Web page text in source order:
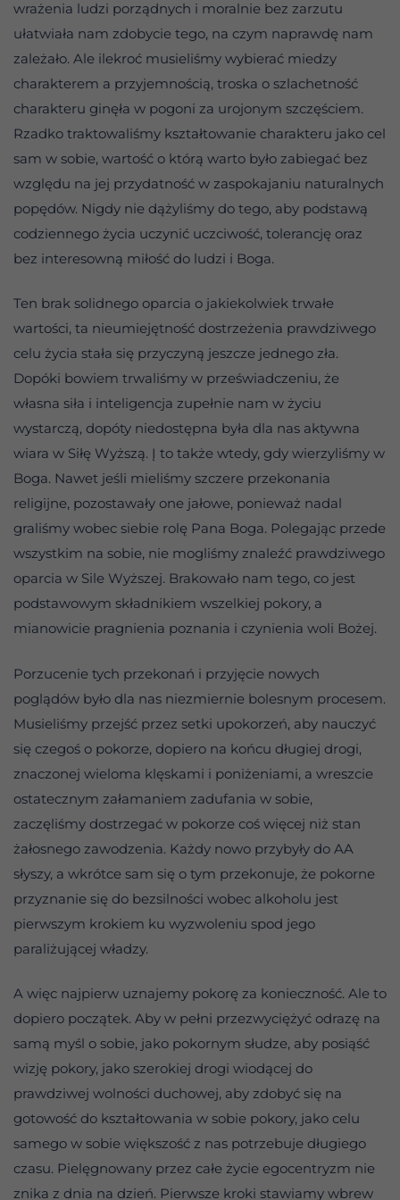
wrażenia ludzi porządnych i moralnie bez zarzutu
ułatwiała nam zdobycie tego, na czym naprawdę nam
zależało. Ale ilekroć musieliśmy wybierać miedzy
charakterem a przyjemnością, troska o szlachetność
charakteru ginęła w pogoni za urojonym szczęściem.
Rzadko traktowaliśmy kształtowanie charakteru jako cel
sam w sobie, wartość o którą warto było zabiegać bez
względu na jej przydatność w zaspokajaniu naturalnych
popędów. Nigdy nie dążyliśmy do tego, aby podstawą
codziennego życia uczynić uczciwość, tolerancję oraz
bez interesowną miłość do ludzi i Boga.
Ten brak solidnego oparcia o jakiekolwiek trwałe
wartości, ta nieumiejętność dostrzeżenia prawdziwego
celu życia stała się przyczyną jeszcze jednego zła.
Dopóki bowiem trwaliśmy w przeświadczeniu, że
własna siła i inteligencja zupełnie nam w życiu
wystarczą, dopóty niedostępna była dla nas aktywna
wiara w Siłę Wyższą. Į to także wtedy, gdy wierzyliśmy w
Boga. Nawet jeśli mieliśmy szczere przekonania
religijne, pozostawały one jałowe, ponieważ nadal
graliśmy wobec siebie rolę Pana Boga. Polegając przede
wszystkim na sobie, nie mogliśmy znaleźć prawdziwego
oparcia w Sile Wyższej. Brakowało nam tego, co jest
podstawowym składnikiem wszelkiej pokory, a
mianowicie pragnienia poznania i czynienia woli Bożej.
Porzucenie tych przekonań i przyjęcie nowych
poglądów było dla nas niezmiernie bolesnym procesem.
Musieliśmy przejść przez setki upokorzeń, aby nauczyć
się czegoś o pokorze, dopiero na końcu długiej drogi,
znaczonej wieloma klęskami i poniżeniami, a wreszcie
ostatecznym załamaniem zadufania w sobie,
zaczęliśmy dostrzegać w pokorze coś więcej niż stan
żałosnego zawodzenia. Każdy nowo przybyły do AA
słyszy, a wkrótce sam się o tym przekonuje, że pokorne
przyznanie się do bezsilności wobec alkoholu jest
pierwszym krokiem ku wyzwoleniu spod jego
paraliżującej władzy.
A więc najpierw uznajemy pokorę za konieczność. Ale to
dopiero początek. Aby w pełni przezwyciężyć odrazę na
samą myśl o sobie, jako pokornym słudze, aby posiąść
wizję pokory, jako szerokiej drogi wiodącej do
prawdziwej wolności duchowej, aby zdobyć się na
gotowość do kształtowania w sobie pokory, jako celu
samego w sobie większość z nas potrzebuje długiego
czasu. Pielęgnowany przez całe życie egocentryzm nie
znika z dnia na dzień. Pierwsze kroki stawiamy wbrew